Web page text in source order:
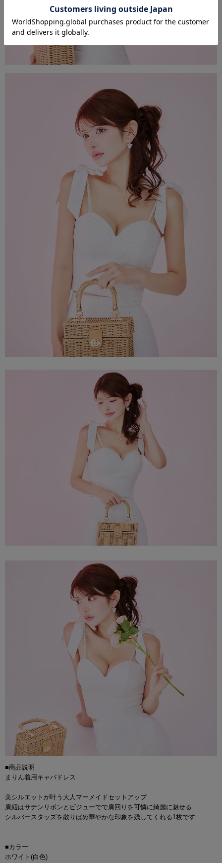
■商品説明
まりん着用キャバドレス
美シルエットが叶う大人マーメイドセットアップ
肩紐はサテンリボンとビジューでで肩回りを可憐に綺麗に魅せる
シルバースタッズを散りばめ華やかな印象を残してくれる1枚です
■カラー
ホワイト(白色)